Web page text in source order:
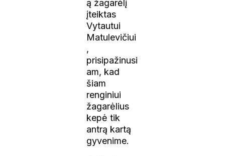
ą žagarėlį
įteiktas
Vytautui
Matulevičiui
,
prisipažinusi
am, kad
šiam
renginiui
žagarėlius
kepė tik
antrą kartą
gyvenime.